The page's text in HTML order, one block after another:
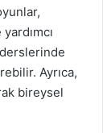
Ayrıca,
bireysel